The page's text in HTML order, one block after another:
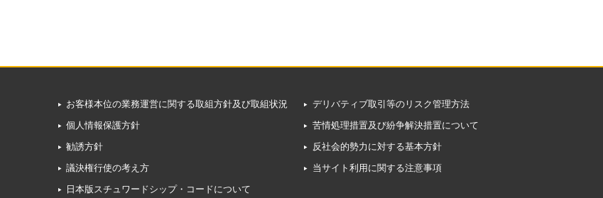
お客様本位の業務運営に関する取組方針及び取組状況
個人情報保護方針
勧誘方針
議決権行使の考え方
日本版スチュワードシップ・コードについて
デリバティブ取引等のリスク管理方法
苦情処理措置及び紛争解決措置について
反社会的勢力に対する基本方針
当サイト利用に関する注意事項